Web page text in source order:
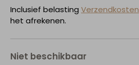
Inclusief belasting Verzendkosten
het afrekenen.
Niet beschikbaar